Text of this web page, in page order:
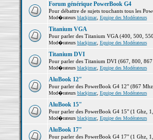
Forum générique PowerBook G4
Pour débattre de sujets touchants tous les
Mod�rateurs blackjmac, Equipe des Modérateurs
Titanium VGA
Pour parler des Titanium VGA (400, 500,
Mod�rateurs blackjmac, Equipe des Modérateurs
Titanium DVI
Pour parler des Titanium DVI (667, 800,
Mod�rateurs blackjmac, Equipe des Modérateurs
AluBook 12"
Pour parler des PowerBook G4 12" (867
Mod�rateurs blackjmac, Equipe des Modérateurs
AluBook 15"
Pour parler des PowerBook G4 15" (1 Ghz,
Mod�rateurs blackjmac, Equipe des Modérateurs
AluBook 17"
Pour parler des PowerBook G4 17" (1 Ghz,